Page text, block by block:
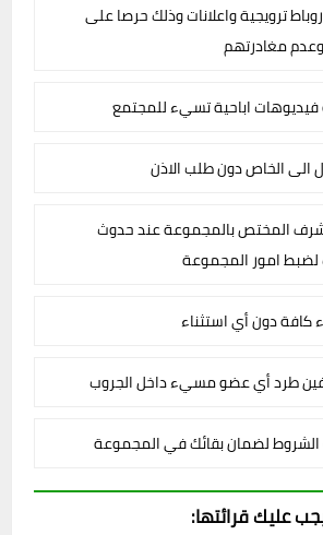
ترويجية واعلانات وذلك حرصا على
وعدم مغادرتهم
فيديوهات اباحية تسيء للمجتمع
الى الخاص دون طلب الاذن
المختص بالمجموعة عند حدوث
امور المجموعة
كافة دون أي استثناء
طرد أي عضو مسيء داخل الجروب
الشروط لضمان بقائك في المجموعة
عليك قرائتها: